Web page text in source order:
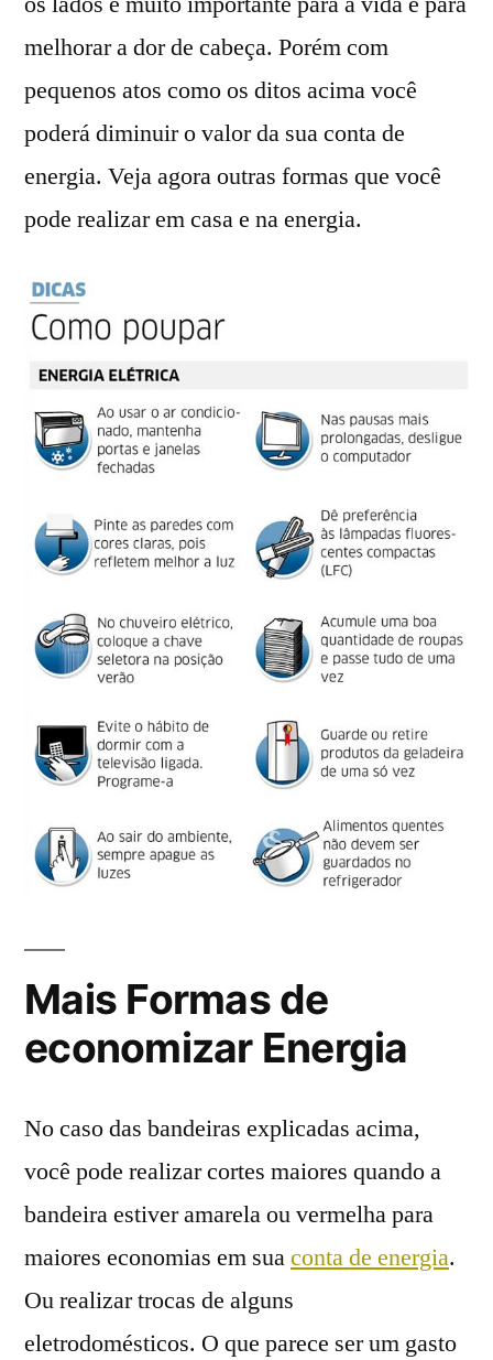
melhorar a dor de cabeça. Porém com
pequenos atos como os ditos acima você
poderá diminuir o valor da sua conta de
energia. Veja agora outras formas que você
pode realizar em casa e na energia.
Mais Formas de
economizar Energia
No caso das bandeiras explicadas acima,
você pode realizar cortes maiores quando a
bandeira estiver amarela ou vermelha para
maiores economias em suaconta de energia.
Ou realizar trocas de alguns
eletrodomésticos. O que parece ser um gasto